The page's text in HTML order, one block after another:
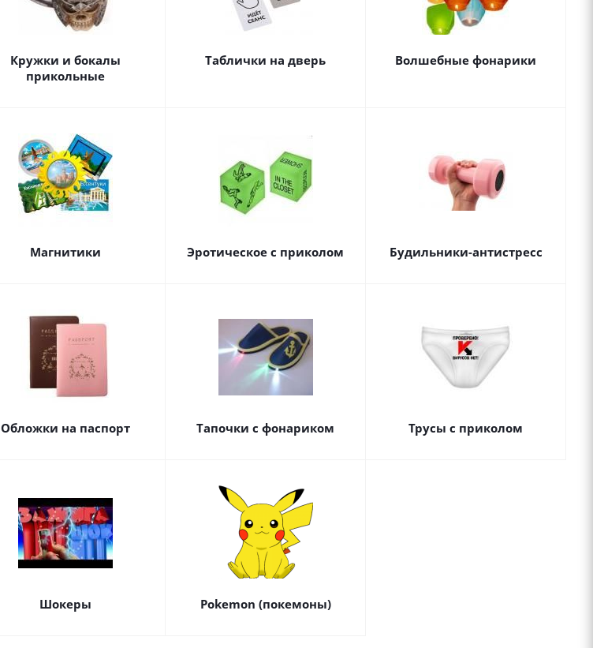
Кружки и бокалы
прикольные
Таблички на дверь Волшебные фонарики
Магнитики Эротическое с приколом Будильники-антистресс
Обложки на паспорт Тапочки с фонариком Трусы с приколом
Шокеры Pokemon (покемоны)